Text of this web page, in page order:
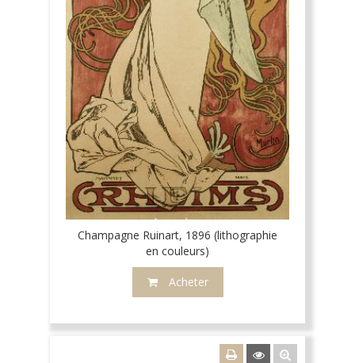
Champagne Ruinart, 1896 (lithographie
en couleurs)
Acheter